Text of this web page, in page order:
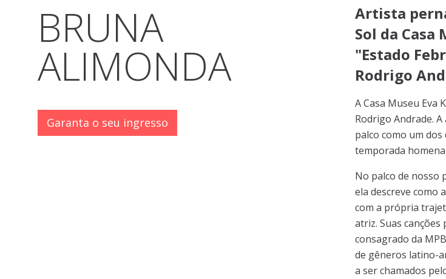
BRUNA
ALIMONDA
Garanta o seu ingresso
Artista
Sol da
"Estado
Rodrigo
A Casa Museu Eva
Rodrigo Andrade.
palco como um
temporada
No palco de nosso
ela descreve como
com a própria
atriz. Suas
consagrado da
de gêneros latino-
a ser chamados